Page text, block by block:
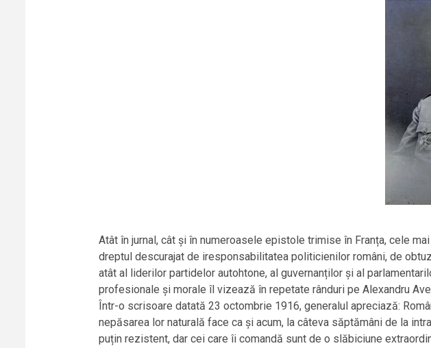
Atât în jurnal, cât și în numeroasele epistole trimise în Franța, cele
dreptul descurajat de iresponsabilitatea politicienilor români, de
atât al liderilor partidelor autohtone, al guvernanților și al
profesionale și morale îl vizează în repetate rânduri pe Alexandru
Într-o scrisoare datată 23 octombrie 1916, generalul apreciază:
nepăsarea lor naturală face ca și acum, la câteva săptămâni de la
puțin rezistent, dar cei care îi comandă sunt de o slăbiciune